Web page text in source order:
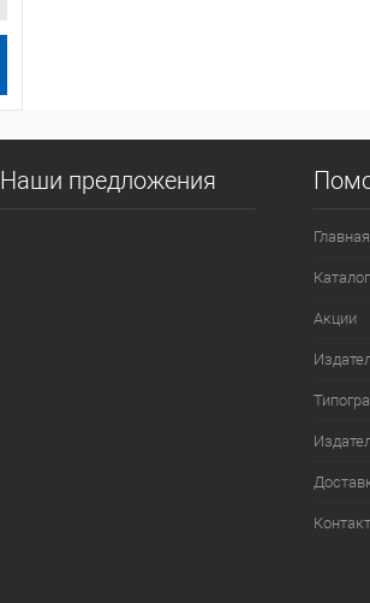
Наши предложения
Главная
Каталог
Акции